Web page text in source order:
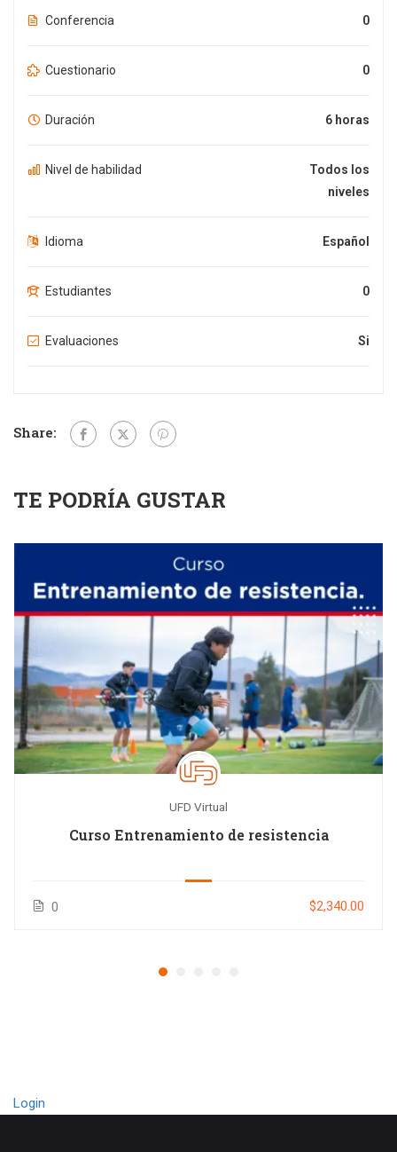
Conferencia 0
Cuestionario 0
Duración 6 horas
Nivel de habilidad
Todos los
niveles
Idioma Español
Estudiantes 0
Evaluaciones Si
Share:
TE PODRÍA GUSTAR
UFD Virtual
Curso Entrenamiento de resistencia
0 $2,340.00
Login